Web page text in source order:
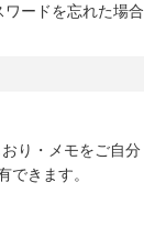
ワードを忘れた場合
り・メモをご自分
できます。